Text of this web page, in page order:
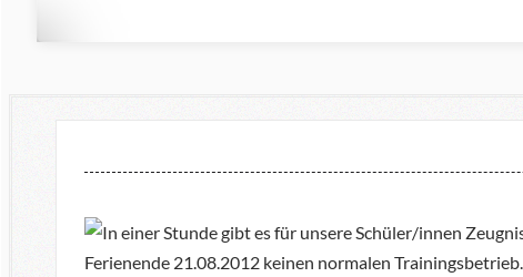
In einer Stunde gibt es für unsere Schüler/innen
Ferienende 21.08.2012 keinen normalen Trainingsbetrieb.